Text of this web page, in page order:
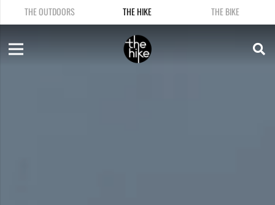
THE OUTDOORS THE HIKE THE BIKE